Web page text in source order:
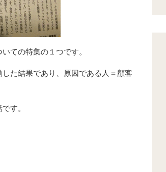
ての特集の１つです。
た結果であり、原因である人＝顧客
す。